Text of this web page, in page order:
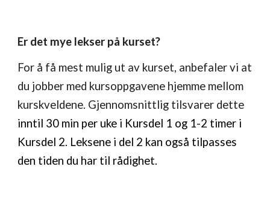
Er det mye lekser på kurset?
For å få mest mulig ut av kurset, anbefaler vi at
du jobber med kursoppgavene hjemme mellom
kurskveldene. Gjennomsnittlig tilsvarer dette
inntil 30 min per uke i Kursdel 1 og 1-2 timer i
Kursdel 2. Leksene i del 2 kan også tilpasses
den tiden du har til rådighet.